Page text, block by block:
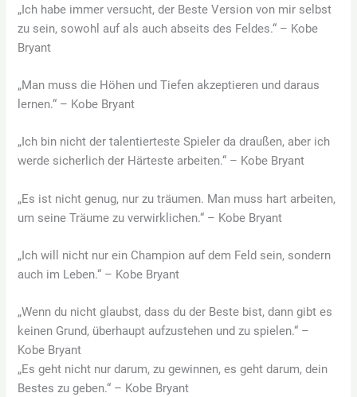
„Ich habe immer versucht, der Beste Version von mir selbst
zu sein, sowohl auf als auch abseits des Feldes.“ – Kobe
Bryant
„Man muss die Höhen und Tiefen akzeptieren und daraus
lernen.“ – Kobe Bryant
„Ich bin nicht der talentierteste Spieler da draußen, aber ich
werde sicherlich der Härteste arbeiten.“ – Kobe Bryant
„Es ist nicht genug, nur zu träumen. Man muss hart arbeiten,
um seine Träume zu verwirklichen.“ – Kobe Bryant
„Ich will nicht nur ein Champion auf dem Feld sein, sondern
auch im Leben.“ – Kobe Bryant
„Wenn du nicht glaubst, dass du der Beste bist, dann gibt es
keinen Grund, überhaupt aufzustehen und zu spielen.“ –
Kobe Bryant
„Es geht nicht nur darum, zu gewinnen, es geht darum, dein
Bestes zu geben.“ – Kobe Bryant